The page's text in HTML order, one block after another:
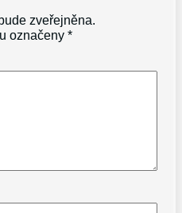
zveřejněna.
označeny*